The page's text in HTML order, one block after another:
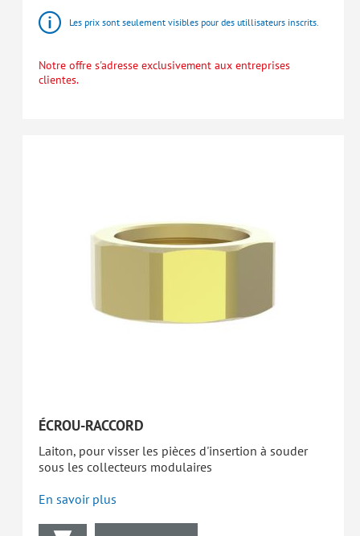
Les prix sont seulement visibles pour des utillisateurs inscrits.
Notre offre s'adresse exclusivement aux entreprises
clientes.
ÉCROU-RACCORD
Laiton, pour visser les pièces d'insertion à souder
sous les collecteurs modulaires
En savoir plus